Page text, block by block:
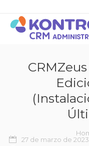
27 de marzo de 2023